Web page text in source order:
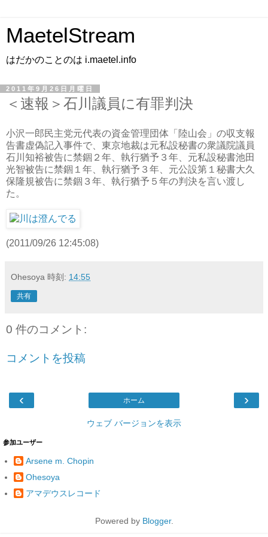
MaetelStream
はだかのことのは i.maetel.info
2011年9月26日月曜日
＜速報＞石川議員に有罪判決
小沢一郎民主党元代表の資金管理団体「陸山会」の収支報
告書虚偽記入事件で、東京地裁は元私設秘書の衆議院議員
石川知裕被告に禁錮２年、執行猶予３年、元私設秘書池田
光智被告に禁錮１年、執行猶予３年、元公設第１秘書大久
保隆規被告に禁錮３年、執行猶予５年の判決を言い渡し
た。
(2011/09/26 12:45:08)
Ohesoya 時刻: 14:55
共有
0 件のコメント:
コメントを投稿
‹ ›
ホーム
ウェブ バージョンを表示
参加ユーザー
Arsene m. Chopin
Ohesoya
アマデウスレコード
Powered by Blogger.